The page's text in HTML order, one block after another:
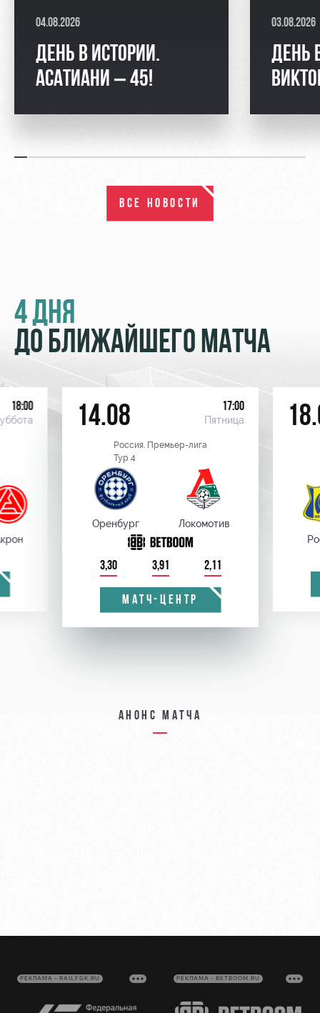
04.08.2026
ДЕНЬ В ИСТОРИИ.
АСАТИАНИ – 45!
03.08.2026
ДЕНЬ
ВСЕ НОВОСТИ
4 ДНЯ
ДО БЛИЖАЙШЕГО МАТЧА
18:00 14.08 17:00
Пятница
Россия. Премьер-лига
Тур 4
Оренбург Локомотив
3,30 3,91 2,11
МАТЧ-ЦЕНТР
Анонс матча
РЕКЛАМА • RAILFGK.RU РЕКЛАМА • BETBOOM.RU